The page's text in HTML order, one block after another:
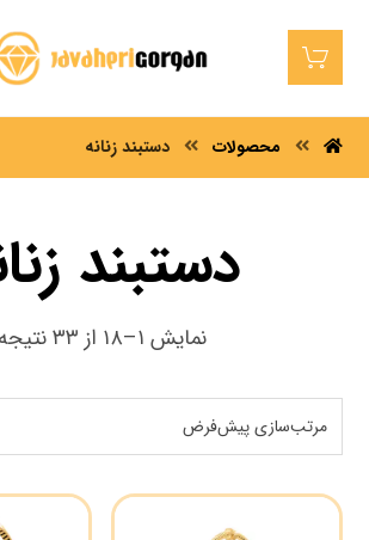
محصولات دستبند زنانه
دستبند
نمایش ۱–۱۸ از ۳۳ نتیجه